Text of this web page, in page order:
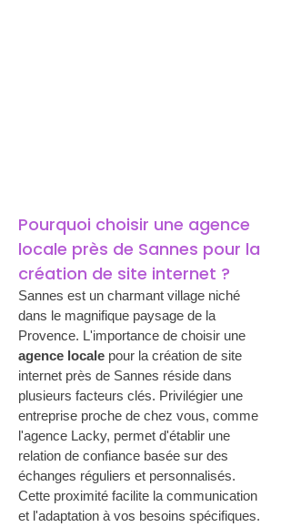
Pourquoi choisir une agence
locale près de Sannes pour la
création de site internet ?
Sannes est un charmant village niché
dans le magnifique paysage de la
Provence. L'importance de choisir une
agence locale pour la création de site
internet près de Sannes réside dans
plusieurs facteurs clés. Privilégier une
entreprise proche de chez vous, comme
l'agence Lacky, permet d'établir une
relation de confiance basée sur des
échanges réguliers et personnalisés.
Cette proximité facilite la communication
et l'adaptation à vos besoins spécifiques.